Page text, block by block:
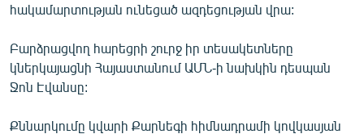
Русский
ՀԵՏԵՎԵՔ ՄԵԶ
հակամարտության ունեցած ազդեցության վրա:
Բարձրացվող հարեցրի շուրջ իր տեսակետները
կներկայացնի Հայաստանում ԱՄՆ-ի նախկին դեսպան
Ջոն Էվանսը:
Քննարկումը կվարի Քարնեգի հիմնադրամի կովկասյան